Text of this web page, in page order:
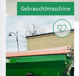
Gebrauchtmaschine